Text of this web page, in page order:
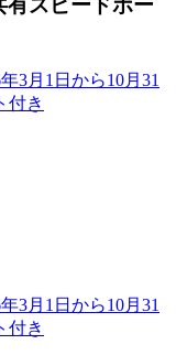
有スピードボー
3月1日から10月31
付き
3月1日から10月31
付き